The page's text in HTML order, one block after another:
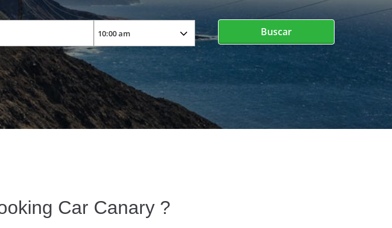
Buscar
Car Canary ?